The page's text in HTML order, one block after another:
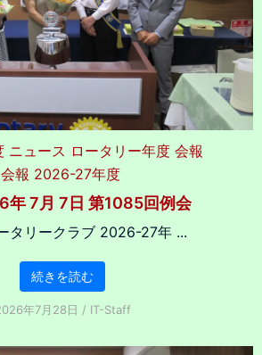
ニュース ロータリー年度 会報
会報 2026-27年度
年 7月 7日 第1085回例会
タリークラブ 2026-27年 ...
続きを読む
年7月28日 / IT-Staff